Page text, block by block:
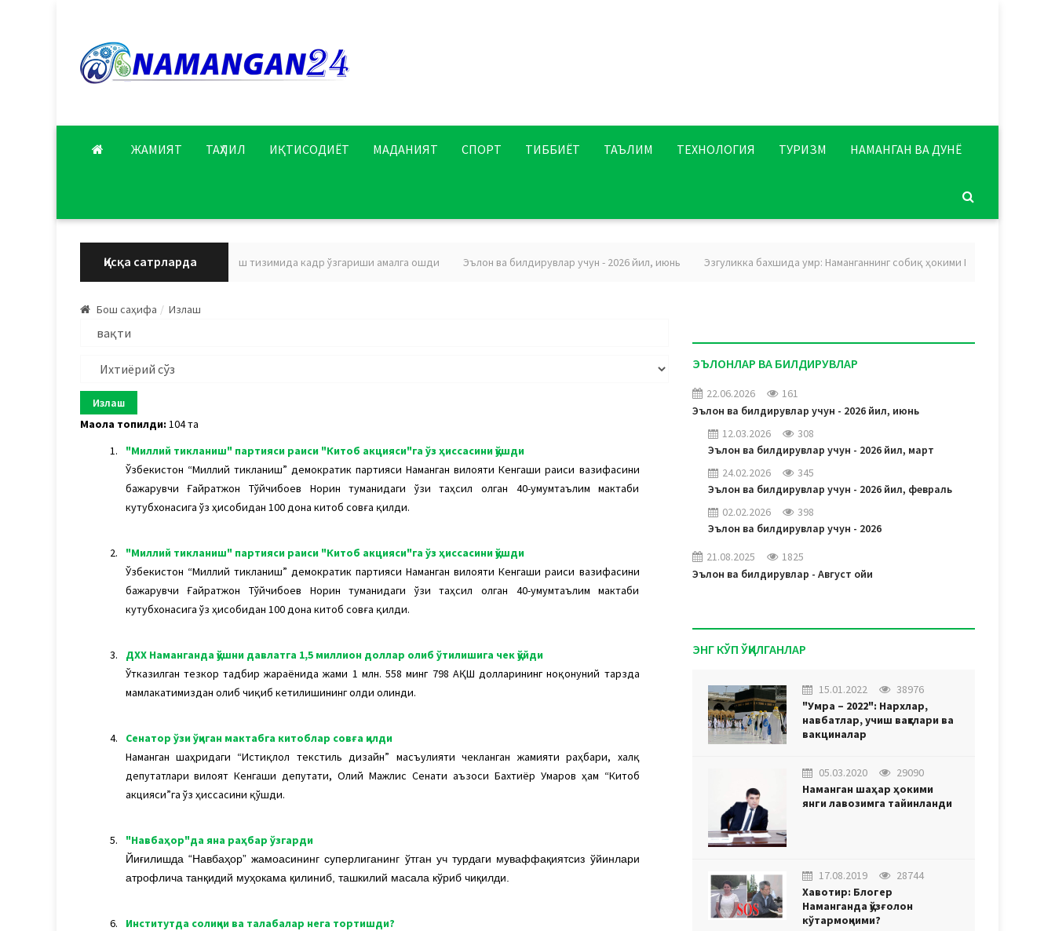
ЖАМИЯТ ТАҲЛИЛ ИҚТИСОДИЁТ МАДАНИЯТ СПОРТ ТИББИЁТ ТАЪЛИМ ТЕХНОЛОГИЯ ТУРИЗМ НАМАНГАН ВА ДУНЁ
Қисқа сатрларда
Наманган вилояти соғлиқни сақлаш тизимида кадр ўзгариши амалга ошди Эълон ва билдирувлар учун - 2026 йил, июнь Эзгуликка бахшида умр: Наманганнинг собиқ ҳокими Икромхон
Бош саҳифа Излаш
Мақола топилди: 104 та
1.
"Миллий тикланиш" партияси раиси "Китоб акцияси"га ўз ҳиссасини қўшди
Ўзбекистон “Миллий тикланиш” демократик партияси Наманган вилояти Кенгаши раиси вазифасини
бажарувчи Ғайратжон Тўйчибоев Норин туманидаги ўзи таҳсил олган 40-умумтаълим мактаби
кутубхонасига ўз ҳисобидан 100 дона китоб совға қилди.
2.
"Миллий тикланиш" партияси раиси "Китоб акцияси"га ўз ҳиссасини қўшди
Ўзбекистон “Миллий тикланиш” демократик партияси Наманган вилояти Кенгаши раиси вазифасини
бажарувчи Ғайратжон Тўйчибоев Норин туманидаги ўзи таҳсил олган 40-умумтаълим мактаби
кутубхонасига ўз ҳисобидан 100 дона китоб совға қилди.
3.
ДХХ Наманганда қўшни давлатга 1,5 миллион доллар олиб ўтилишига чек қўйди
Ўтказилган тезкор тадбир жараёнида жами 1 млн. 558 минг 798 АҚШ долларининг ноқонуний тарзда
мамлакатимиздан олиб чиқиб кетилишининг олди олинди.
4.
Сенатор ўзи ўқиган мактабга китоблар совға қилди
Наманган шаҳридаги “Истиқлол текстиль дизайн” масъулияти чекланган жамияти раҳбари, халқ
депутатлари вилоят Кенгаши депутати, Олий Мажлис Сенати аъзоси Бахтиёр Умаров ҳам “Китоб
акцияси”га ўз ҳиссасини қўшди.
5. "Навбаҳор"да яна раҳбар ўзгарди
Йиғилишда “Навбаҳор” жамоасининг суперлиганинг ўтган уч турдаги муваффақиятсиз ўйинлари
атрофлича танқидий муҳокама қилиниб, ташкилий масала кўриб чиқилди.
6. Институтда солиқчи ва талабалар нега тортишди?
ЭЪЛОНЛАР ВА БИЛДИРУВЛАР
22.06.2026
161
Эълон ва билдирувлар учун - 2026 йил, июнь
12.03.2026
308
Эълон ва билдирувлар учун - 2026 йил, март
24.02.2026
345
Эълон ва билдирувлар учун - 2026 йил, февраль
02.02.2026
398
Эълон ва билдирувлар учун - 2026
21.08.2025
1825
Эълон ва билдирувлар - Август ойи
ЭНГ КЎП ЎҚИЛГАНЛАР
15.01.2022
38976
"Умра – 2022": Нархлар,
навбатлар, учиш вақтлари ва
вакциналар
05.03.2020
29090
Наманган шаҳар ҳокими
янги лавозимга тайинланди
17.08.2019
28744
Хавотир: Блогер
Наманганда қўзғолон
кўтармоқчими?